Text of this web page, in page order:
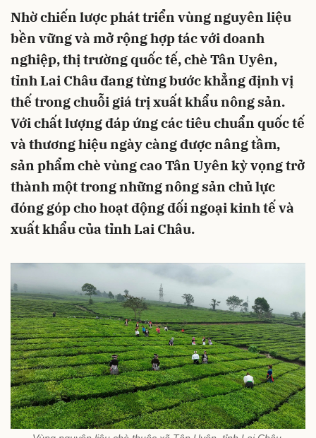
Nhờ chiến lược phát triển vùng nguyên liệu
bền vững và mở rộng hợp tác với doanh
nghiệp, thị trường quốc tế, chè Tân Uyên,
tỉnh Lai Châu đang từng bước khẳng định vị
thế trong chuỗi giá trị xuất khẩu nông sản.
Với chất lượng đáp ứng các tiêu chuẩn quốc tế
và thương hiệu ngày càng được nâng tầm,
sản phẩm chè vùng cao Tân Uyên kỳ vọng trở
thành một trong những nông sản chủ lực
đóng góp cho hoạt động đối ngoại kinh tế và
xuất khẩu của tỉnh Lai Châu.
Hủy Gửi